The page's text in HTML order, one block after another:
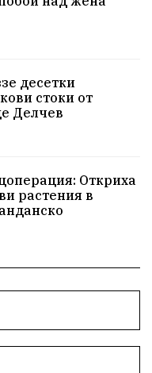
Белица
дело
Апостолов
ГДБОП
Росен Желязков
инциденти
десетки
стоки от
Делчев
Откриха
растения в